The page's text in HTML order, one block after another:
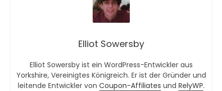
Elliot Sowersby
Elliot Sowersby ist ein WordPress-Entwickler aus
Yorkshire, Vereinigtes Königreich. Er ist der Gründer und
leitende Entwickler von Coupon-Affiliates und RelyWP.